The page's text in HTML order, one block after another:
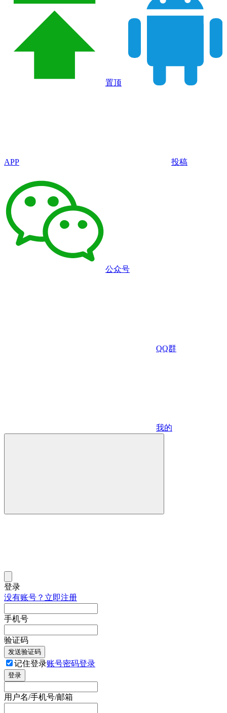
置顶
APP 投稿
公众号
QQ群
我的
登录
没有账号？立即注册
手机号
验证码
发送验证码
记住登录账号密码登录
登录
用户名/手机号/邮箱